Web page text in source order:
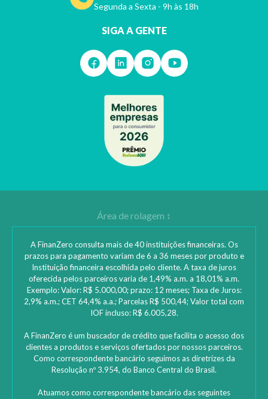
Segunda a Sexta - 9h às 18h
SIGA A GENTE
A FinanZero consulta mais de 40 instituições financeiras. Os
prazos para pagamento variam de 6 a 36 meses por produto e
Instituição financeira escolhida pelo cliente. A taxa de juros
oferecida pelos parceiros varia de 1,49% a.m. a 18,01% a.m.
Exemplo: Valor: R$ 5.000,00; prazo: 12 meses; Taxa de Juros:
2,9% a.m.; CET 64,4% a.a.; Parcelas R$ 500,44; Valor total com
IOF incluso: R$ 6.005,28.
A FinanZero é um buscador de crédito que facilita o acesso dos
clientes a produtos e serviços ofertados por nossos parceiros.
Como correspondente bancário seguimos as diretrizes da
Resolução nº 3.954, do Banco Central do Brasil.
Atuamos como correspondente bancário das seguintes